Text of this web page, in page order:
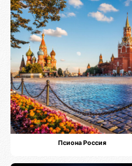
Псиона Россия